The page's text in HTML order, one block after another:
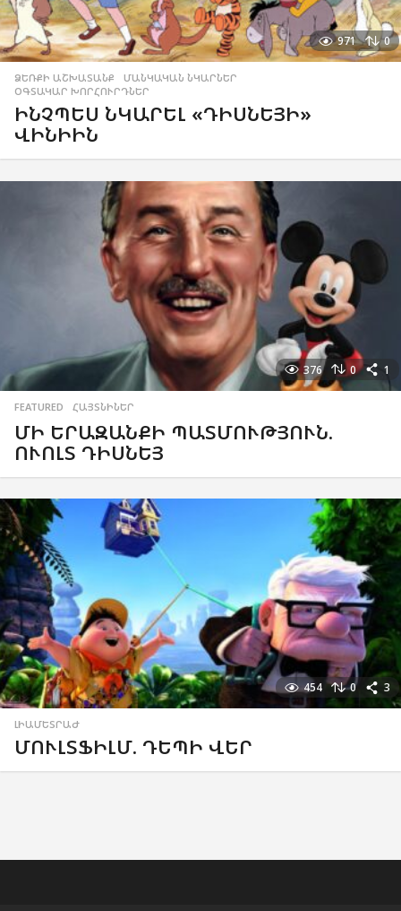
971 0
ՁԵՌՔԻ ԱՇԽԱՏԱՆՔ ,ՄԱՆԿԱԿԱՆ ՆԿԱՐՆԵՐ
ՕԳՏԱԿԱՐ ԽՈՐՀՈՒՐԴՆԵՐ
ԻՆՉՊԵՍ ՆԿԱՐԵԼ «ԴԻՍՆԵՅԻ»
ՎԻՆԻԻՆ
376 0 1
FEATURED ,ՀԱՅՏՆԻՆԵՐ
ՄԻ ԵՐԱԶԱՆՔԻ ՊԱՏՄՈՒԹՅՈՒՆ.
ՈՒՈԼՏ ԴԻՍՆԵՅ
454 0 3
ԼԻԱՄԵՏՐԱԺ
ՄՈՒԼՏՖԻԼՄ. ԴԵՊԻ ՎԵՐ